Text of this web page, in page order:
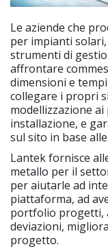
Le aziende che
per impianti
strumenti di
affrontare
dimensioni e
collegare i propri
modellizzazione
installazione, e
sul sito in base
Lantek fornisce
metallo per il
per aiutarle ad
piattaforma, ad
portfolio progetti,
deviazioni,
progetto.